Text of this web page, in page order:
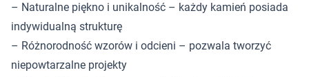
– Naturalne piękno i unikalność – każdy kamień posiada
indywidualną strukturę
– Różnorodność wzorów i odcieni – pozwala tworzyć
niepowtarzalne projekty